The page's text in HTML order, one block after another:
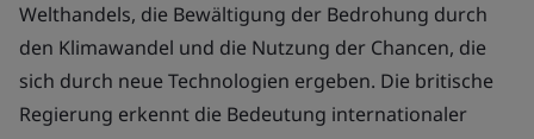
Welthandels, die Bewältigung der Bedrohung durch
den Klimawandel und die Nutzung der Chancen, die
sich durch neue Technologien ergeben. Die britische
Regierung erkennt die Bedeutung internationaler